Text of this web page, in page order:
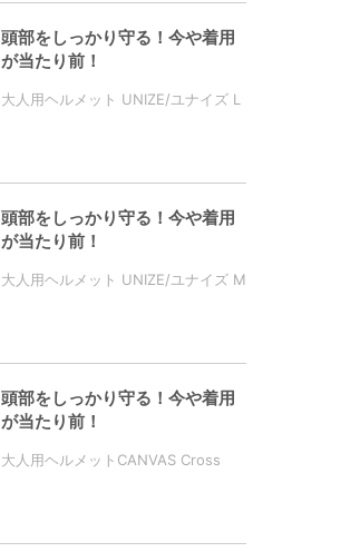
頭部をしっかり守る！今や着用
が当たり前！
大人用ヘルメット UNIZE/ユナイズ L
頭部をしっかり守る！今や着用
が当たり前！
大人用ヘルメット UNIZE/ユナイズ M
頭部をしっかり守る！今や着用
が当たり前！
大人用ヘルメットCANVAS Cross